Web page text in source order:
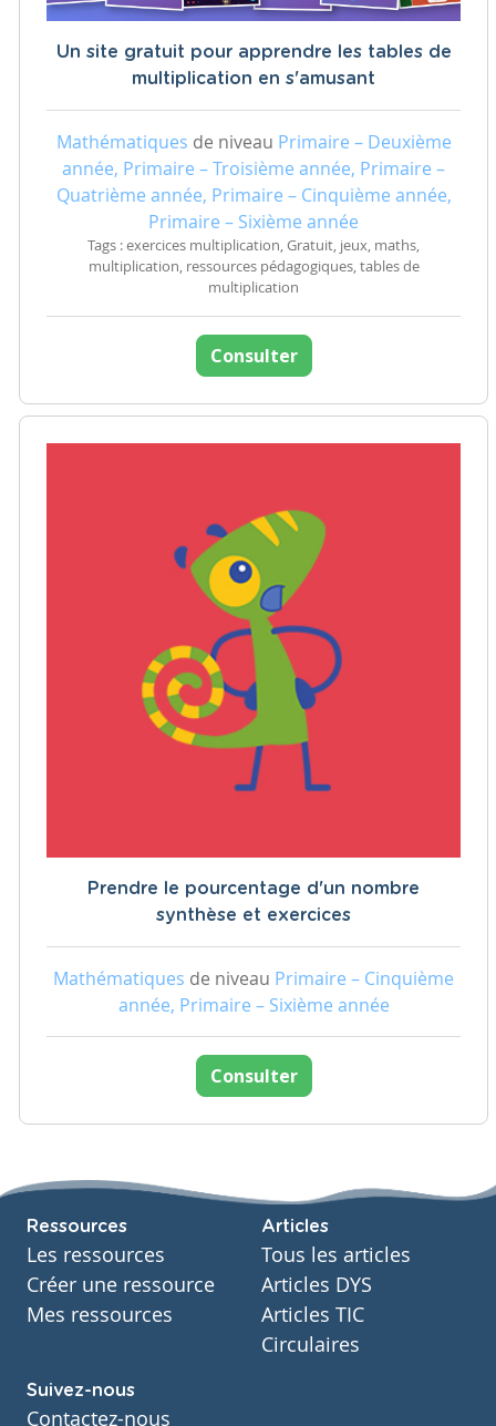
Un site gratuit pour apprendre les tables de
multiplication en s'amusant
Mathématiques de niveau Primaire – Deuxième
année, Primaire – Troisième année, Primaire –
Quatrième année, Primaire – Cinquième année,
Primaire – Sixième année
Tags : exercices multiplication, Gratuit, jeux, maths,
multiplication, ressources pédagogiques, tables de
multiplication
Consulter
Prendre le pourcentage d'un nombre
synthèse et exercices
Mathématiques de niveau Primaire – Cinquième
année, Primaire – Sixième année
Consulter
Ressources
Les ressources
Créer une ressource
Mes ressources
Articles
Tous les articles
Articles DYS
Articles TIC
Circulaires
Suivez-nous
Contactez-nous